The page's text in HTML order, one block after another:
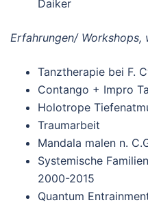
Daiker
Erfahrungen/
Tanztherapie bei F.
Contango + Impro
Holotrope
Traumarbeit
Mandala malen n.
Systemische
2000-2015
Quantum